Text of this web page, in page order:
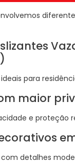
para
maior
e proteção
detalhes